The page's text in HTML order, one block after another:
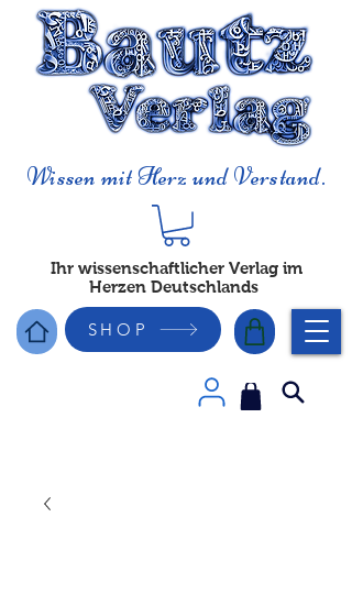
Wissen mit Herz und Verstand.
Ihr wissenschaftlicher Verlag im
Herzen Deutschlands
SHOP